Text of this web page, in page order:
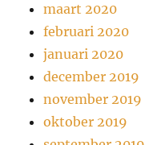
maart 2020
februari 2020
januari 2020
december 2019
november 2019
oktober 2019